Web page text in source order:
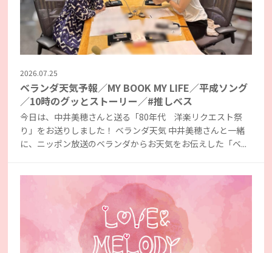
2026.07.25
ベランダ天気予報／MY BOOK MY LIFE／平成ソング
／10時のグッとストーリー／#推しベス
今日は、中井美穂さんと送る「80年代 洋楽リクエスト祭
り」をお送りしました！ ベランダ天気 中井美穂さんと一緒
に、ニッポン放送のベランダからお天気をお伝えした「ベ...